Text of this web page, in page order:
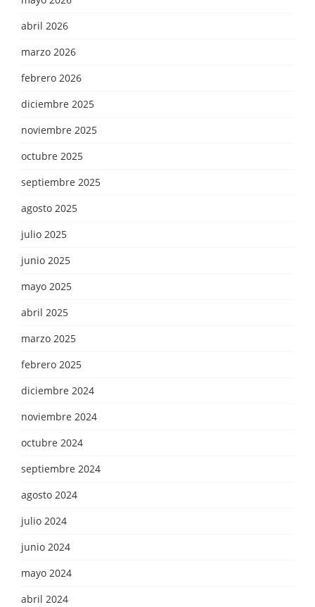
abril 2026
marzo 2026
febrero 2026
diciembre 2025
noviembre 2025
octubre 2025
septiembre 2025
agosto 2025
julio 2025
junio 2025
mayo 2025
abril 2025
marzo 2025
febrero 2025
diciembre 2024
noviembre 2024
octubre 2024
septiembre 2024
agosto 2024
julio 2024
junio 2024
mayo 2024
abril 2024